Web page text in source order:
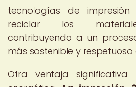
tecnologías de
reciclar los
contribuyendo a un
más sostenible y respetuoso
Otra ventaja significativa